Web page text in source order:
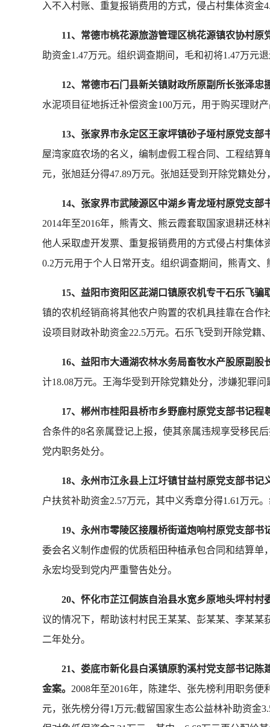
入不入村账、重复报销费用的方式，侵占村集体资
11、常德市桃花源旅游管理区桃花源镇农协村
助资金1.47万元。组织调查期间，毛和初将1.47万元
12、常德市石门县新关镇财政所原副所长张泽忠
水泥项目征地拆迁补偿资金100万元，用于购买理财
13、张家界市永定区王家坪镇砂子垭村原党支
屋湾家庭农场的名义，编制虚假工程合同、工程结
元，张旭廷分得47.89万元。张旭廷受到开除党籍处
14、张家界市武陵源区中湖乡青龙垭村原党支
2014年至2016年，熊青文、熊云霞套取国家退耕还
他人采取虚开发票、重复报销费用的方式侵占村集体
0.2万元用于个人日常开支。组织调查期间，熊青文
15、益阳市资阳区茈湖口镇原农机专干石乐飞骗
镇的农机经销商将其他农户购置的农机具挂靠在合
设项目财政补助资金22.5万元。石乐飞受到开除党籍
16、益阳市大通湖农林水务局畜牧水产股原副股
计18.08万元。王海华受到开除党籍处分，涉嫌犯罪
17、郴州市桂阳县桥市乡野鹿村原党支部书记程
合条件的8名亲属登记上报，使其亲属违规享受移民
党内职务处分。
18、永州市江永县上江圩镇甘益村原党支部书
户扶贫补助资金2.57万元，其中义秀章分得1.61万元
19、永州市零陵区接履桥街道炮响村原党支部
委会名义制作虚假的优质稻田种植承包合同和结算单
永宏均受到党内严重警告处分。
20、怀化市芷江侗族自治县水宽乡原地头坪村村
议的情况下，帮助该村村民王某某、彭某某、李某
二年处分。
21、娄底市新化县白溪镇原豹溪村党支部书记
金案。 2008年至2016年，陈建华、张先榜利用职务
元，张先榜分得1万元;截留国家生态公益林补助资金